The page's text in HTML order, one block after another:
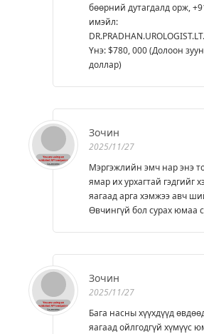
бөөрний дутагдалд орж,
имэйл:
Yнэ: $780, 000 (Долоон
доллар)
Зочин
2025/11/27
Мэргэжлийн эмч нар энэ
ямар их урхагтай гэдгийг
яагаад арга хэмжээ авч
Өвчингүй бол сурах юмаа
Зочин
2025/11/27
Бага насны хүүхдүүд
яагаад ойлгодгүй хүмүүс